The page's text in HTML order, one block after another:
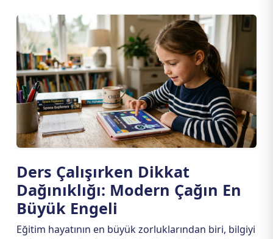
Ders Çalışırken Dikkat
Dağınıklığı: Modern Çağın En
Büyük Engeli
Eğitim hayatının en büyük zorluklarından biri, bilgiyi